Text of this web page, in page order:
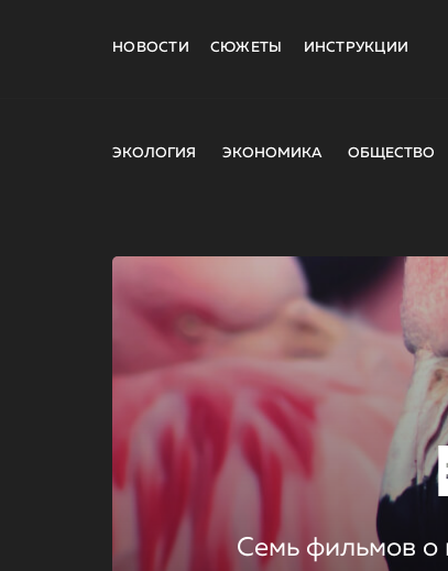
НОВОСТИ СЮЖЕТЫ ИНСТРУКЦИИ
ЭКОЛОГИЯ ЭКОНОМИКА ОБЩЕСТВО
Семь фильмов о